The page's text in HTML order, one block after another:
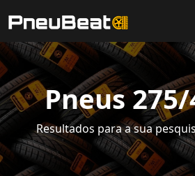
Pneus 275/
Resultados para a sua